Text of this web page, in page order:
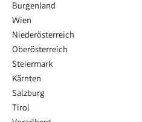
Burgenland
Wien
Niederösterreich
Oberösterreich
Steiermark
Kärnten
Salzburg
Tirol